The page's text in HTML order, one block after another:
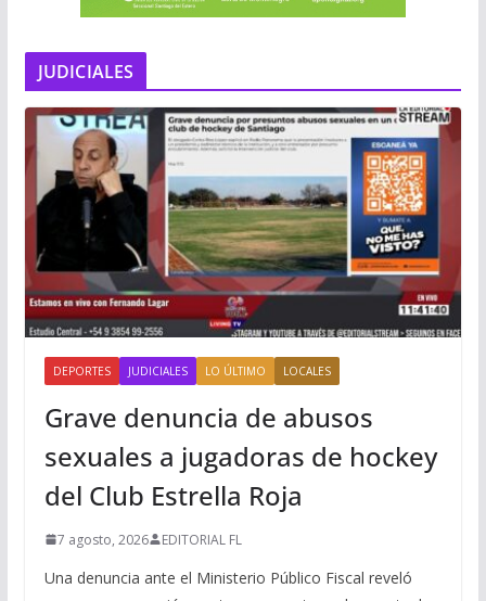
JUDICIALES
DEPORTES JUDICIALES LO ÚLTIMO LOCALES
Grave denuncia de abusos
sexuales a jugadoras de hockey
del Club Estrella Roja
7 agosto, 2026 EDITORIAL FL
Una denuncia ante el Ministerio Público Fiscal reveló